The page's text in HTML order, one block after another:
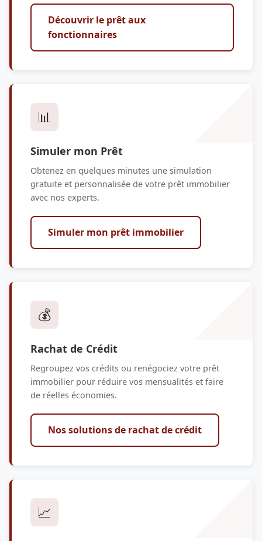
Découvrir le prêt aux
fonctionnaires
📊
Simuler mon Prêt
Obtenez en quelques minutes une simulation
gratuite et personnalisée de votre prêt immobilier
avec nos experts.
Simuler mon prêt immobilier
💰
Rachat de Crédit
Regroupez vos crédits ou renégociez votre prêt
immobilier pour réduire vos mensualités et faire
de réelles économies.
Nos solutions de rachat de crédit
📈